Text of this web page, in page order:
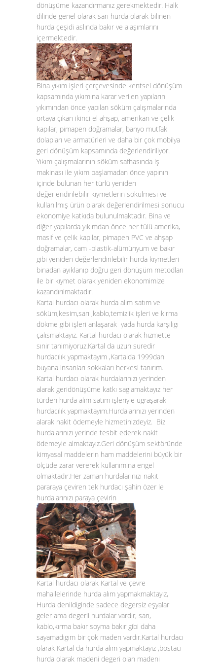
dönüşüme kazandırmanız gerekmektedir. Halk
dilinde genel olarak sarı hurda olarak bilinen
hurda çeşidi aslında bakır ve alaşımlarını
içermektedir.
Bina yıkım işleri çerçevesinde kentsel dönüşüm
kapsamında yıkımına karar verilen yapıların
yıkımından önce yapılan söküm çalışmalarında
ortaya çıkan ikinci el ahşap, amerikan ve çelik
kapılar, pimapen doğramalar, banyo mutfak
dolapları ve armatürleri ve daha bir çok mobilya
geri dönüşüm kapsamında değerlendiriliyor.
Yıkım çalışmalarının söküm safhasında iş
makinası ile yıkım başlamadan önce yapının
içinde bulunan her türlü yeniden
değerlendirilebilir kıymetlerin sökülmesi ve
kullanılmış ürün olarak değerlendirilmesi sonucu
ekonomiye katkıda bulunulmaktadır. Bina ve
diğer yapılarda yıkımdan önce her tülü amerika,
masif ve çelik kapılar, pimapen PVC ve ahşap
doğramalar, cam -plastik-alümünyum ve bakır
gibi yeniden değerlendirilebilir hurda kıymetleri
binadan ayıklanıp doğru geri dönüşüm metodları
ile bir kıymet olarak yeniden ekonomimize
kazandırılmaktadır.
Kartal hurdacı olarak hurda alım satım ve
söküm,kesim,sarı ,kablo,temizlik işleri ve kırma
dökme gibi işleri anlaşarak yada hurda karşılıgı
çalısmaktayız. Kartal hurdacı olarak hizmette
sınir tanimiyoruz.Kartal da uzun suredir
hurdacılık yapmaktayım ,Kartalda 1999dan
buyana insanları sokkaları herkesi tanırım.
Kartal hurdacı olarak hurdalarınızı yerinden
alarak geridönüşüme katkı saglamaktayız her
türden hurda alım satım işleriyle ugraşarak
hurdacılık yapmaktayım.Hurdalarınızı yerinden
alarak nakit ödemeyle hizmetinizdeyiz. Biz
hurdalarınızı yerinde tesbit ederek nakit
ödemeyle almaktayız.Geri dönüşüm sektöründe
kimyasal maddelerin ham maddelerini büyük bir
ölçüde zarar vererek kullanımına engel
olmaktadır.Her zaman hurdalarınızı nakit
pararaya çeviren tek hurdacı şahin özer le
hurdalarınızı paraya çevirin
Kartal hurdacı olarak Kartal ve çevre
mahallelerinde hurda alım yapmakmaktayız,
Hurda denildiginde sadece degersiz eşyalar
geler ama degerli hurdalar vardır, sarı,
kablo,kırma bakır soyma bakır gibi daha
sayamadıgım bir çok maden vardır.Kartal hurdacı
olarak Kartal da hurda alım yapmaktayız ,bostacı
hurda olarak madeni degeri olan madeni